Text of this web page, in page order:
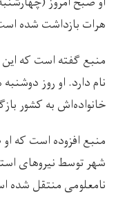
هرات بازداشت شده
نام دارد. او روز
خانواده‌اش به کشور
منبع افزوده است که
شهر توسط نیروهای
نامعلومی منتقل شده